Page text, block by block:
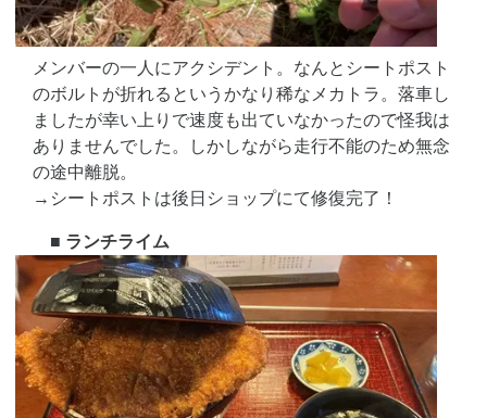
メンバーの一人にアクシデント。なんとシートポスト
のボルトが折れるというかなり稀なメカトラ。落車し
ましたが幸い上りで速度も出ていなかったので怪我は
ありませんでした。しかしながら走行不能のため無念
の途中離脱。
→シートポストは後日ショップにて修復完了！
■ ランチライム